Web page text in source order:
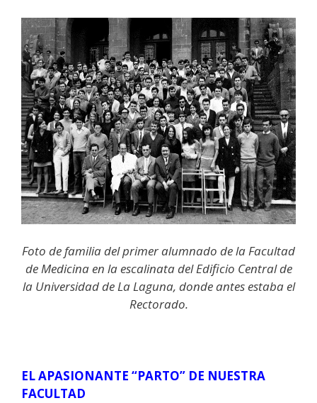
Foto de familia del primer alumnado de la Facultad
de Medicina en la escalinata del Edificio Central de
la Universidad de La Laguna, donde antes estaba el
Rectorado.
EL APASIONANTE “PARTO” DE NUESTRA
FACULTAD